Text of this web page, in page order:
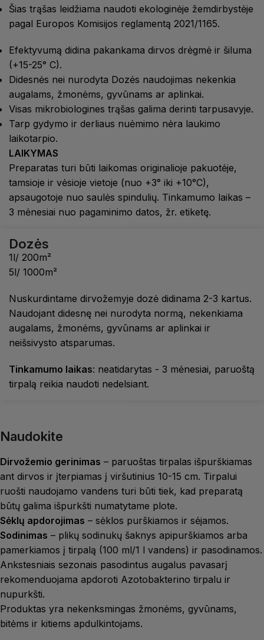
Šias trąšas leidžiama naudoti ekologinėje žemdirbystėje
pagal Europos Komisijos reglamentą 2021/1165.
Efektyvumą didina pakankama dirvos drėgmė ir šiluma
(+15-25° C).
Didesnės nei nurodyta Dozės naudojimas nekenkia
augalams, žmonėms, gyvūnams ar aplinkai.
Visas mikrobiologines trąšas galima derinti tarpusavyje.
Tarp gydymo ir derliaus nuėmimo nėra laukimo
laikotarpio.
LAIKYMAS
Preparatas turi būti laikomas originalioje pakuotėje,
tamsioje ir vėsioje vietoje (nuo +3° iki +10°C),
apsaugotoje nuo saulės spindulių. Tinkamumo laikas –
3 mėnesiai nuo pagaminimo datos, žr. etiketę.
Dozės
1l/ 200m²
5l/ 1000m²
Nuskurdintame dirvožemyje dozė didinama 2-3 kartus.
Naudojant didesnę nei nurodyta normą, nekenkiama
augalams, žmonėms, gyvūnams ar aplinkai ir
neišsivysto atsparumas.
Tinkamumo laikas: neatidarytas - 3 mėnesiai, paruoštą
tirpalą reikia naudoti nedelsiant.
Naudokite
Dirvožemio gerinimas – paruoštas tirpalas išpurškiamas
ant dirvos ir įterpiamas į viršutinius 10-15 cm. Tirpalui
ruošti naudojamo vandens turi būti tiek, kad preparatą
būtų galima išpurkšti numatytame plote.
Sėklų apdorojimas – sėklos purškiamos ir sėjamos.
Sodinimas – plikų sodinukų šaknys apipurškiamos arba
pamerkiamos į tirpalą (100 ml/1 l vandens) ir pasodinamos.
Ankstesniais sezonais pasodintus augalus pavasarį
rekomenduojama apdoroti Azotobakterino tirpalu ir
nupurkšti.
Produktas yra nekenksmingas žmonėms, gyvūnams,
bitėms ir kitiems apdulkintojams.